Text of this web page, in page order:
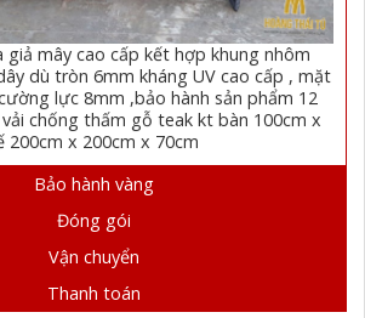
giả mây cao cấp kết hợp khung nhôm
dù tròn 6mm kháng UV cao cấp , mặt
lực 8mm ,bảo hành sản phẩm 12
chống thấm gỗ teak kt bàn 100cm x
200cm x 200cm x 70cm
Bảo hành vàng
Đóng gói
Vận chuyển
Thanh toán